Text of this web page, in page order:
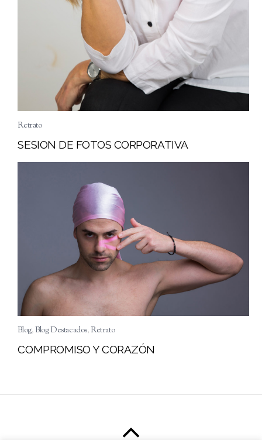
Retrato
SESION DE FOTOS CORPORATIVA
Blog,Blog Destacados,Retrato
COMPROMISO Y CORAZÓN